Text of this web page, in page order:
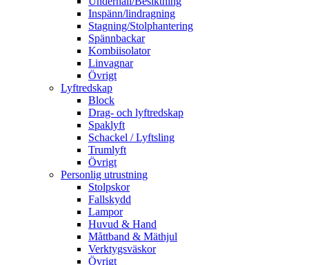
Inspänn/lindragning
Stagning/Stolphantering
Spännbackar
Kombiisolator
Linvagnar
Övrigt
Lyftredskap
Block
Drag- och lyftredskap
Spaklyft
Schackel / Lyftsling
Trumlyft
Övrigt
Personlig utrustning
Stolpskor
Fallskydd
Lampor
Huvud & Hand
Måttband & Mäthjul
Verktygsväskor
Övrigt